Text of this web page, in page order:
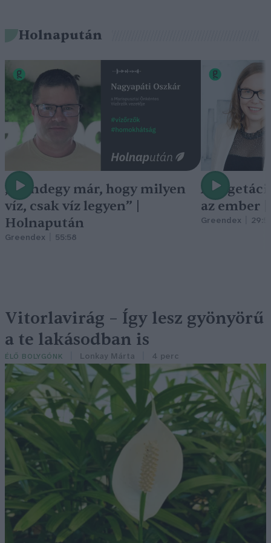
Holnapután
„Mindegy már, hogy milyen
víz, csak víz legyen” |
Holnapután
Greendex 55:58
A
az ember
Greendex
Vitorlavirág – Így lesz gyönyörű
a te lakásodban is
ÉLŐ BOLYGÓNK Lonkay Márta 4 perc